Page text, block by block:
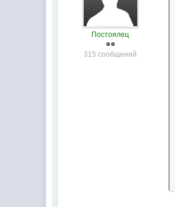
Постоялец
315 сообщений